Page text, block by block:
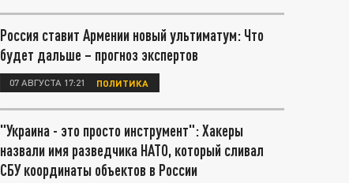
Россия ставит Армении новый ультиматум: Что
будет дальше – прогноз экспертов
07 АВГУСТА 17:21 ПОЛИТИКА
"Украина - это просто инструмент": Хакеры
назвали имя разведчика НАТО, который сливал
СБУ координаты объектов в России